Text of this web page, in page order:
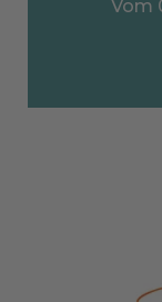
Vom